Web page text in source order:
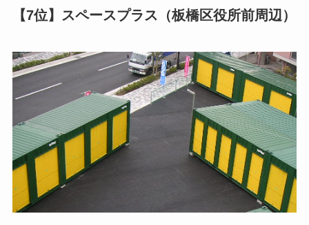
【7位】スペースプラス（板橋区役所前周辺）